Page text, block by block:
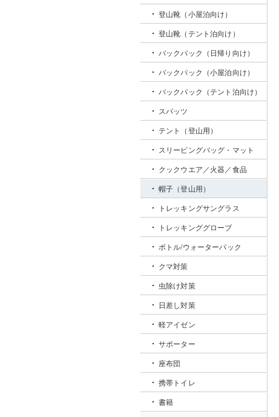
登山靴（小屋泊向け）
登山靴（テント泊向け）
バックパック（日帰り向け）
バックパック（小屋泊向け）
バックパック（テント泊向け）
スパッツ
テント（登山用）
スリーピングバッグ・マット
クックウエア／火器／食品
帽子（登山用）
トレッキングサングラス
トレッキンググローブ
ボトル/ウォーターパック
クマ対策
虫除け対策
日差し対策
軽アイゼン
サポーター
座布団
携帯トイレ
書籍